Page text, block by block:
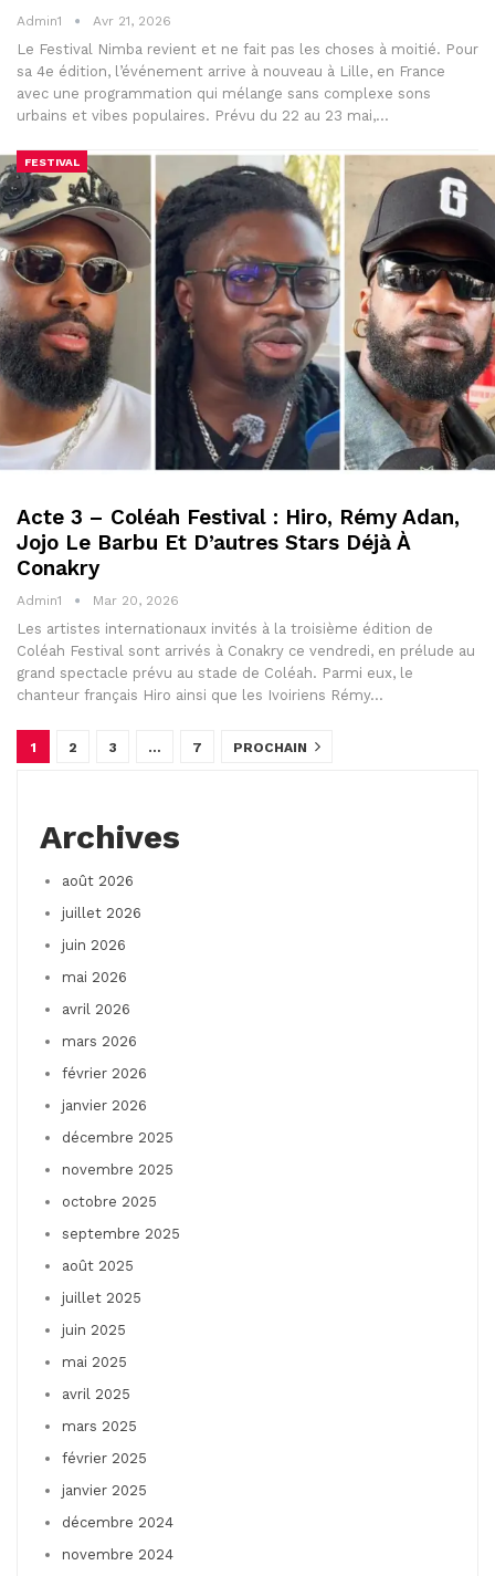
Admin1 Avr 21, 2026
Le Festival Nimba revient et ne fait pas les choses à moitié. Pour
sa 4e édition, l’événement arrive à nouveau à Lille, en France
avec une programmation qui mélange sans complexe sons
urbains et vibes populaires. Prévu du 22 au 23 mai,…
FESTIVAL
Acte 3 – Coléah Festival : Hiro, Rémy Adan,
Jojo Le Barbu Et D’autres Stars Déjà À
Conakry
Admin1 Mar 20, 2026
Les artistes internationaux invités à la troisième édition de
Coléah Festival sont arrivés à Conakry ce vendredi, en prélude au
grand spectacle prévu au stade de Coléah. Parmi eux, le
chanteur français Hiro ainsi que les Ivoiriens Rémy…
1 2 3 … 7 PROCHAIN
Archives
août 2026
juillet 2026
juin 2026
mai 2026
avril 2026
mars 2026
février 2026
janvier 2026
décembre 2025
novembre 2025
octobre 2025
septembre 2025
août 2025
juillet 2025
juin 2025
mai 2025
avril 2025
mars 2025
février 2025
janvier 2025
décembre 2024
novembre 2024